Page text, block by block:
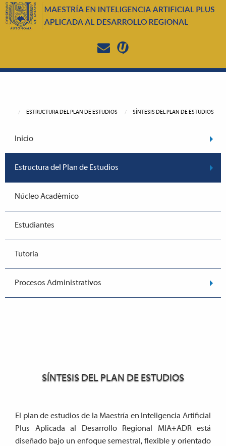
ESTRUCTURA DEL PLAN DE ESTUDIOS SÍNTESIS DEL PLAN DE ESTUDIOS
Inicio
Estructura del Plan de Estudios
Núcleo Académico
Estudiantes
Tutoría
Procesos Administrativos
SÍNTESIS DEL PLAN DE ESTUDIOS
El plan de estudios de la Maestría en Inteligencia Artificial
Plus Aplicada al Desarrollo Regional MIA+ADR está
diseñado bajo un enfoque semestral, flexible y orientado